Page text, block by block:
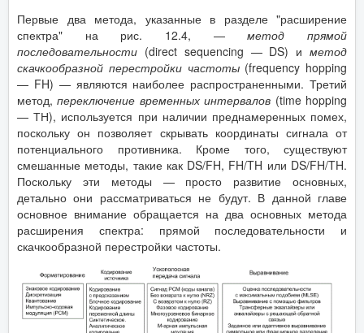
Первые два метода, указанные в разделе "расширение
спектра" на рис. 12.4, —метод прямой
последовательности (direct sequencing — DS) иметод
скачкообразной перестройки частоты (frequency hopping
— FH) — являются наиболее распространенными. Третий
метод,переключение временных интервалов (time hopping
— ТН), используется при наличии преднамеренных помех,
поскольку он позволяет скрывать координаты сигнала от
потенциального противника. Кроме того, существуют
смешанные методы, такие как DS/FH, FH/TH или DS/FH/TH.
Поскольку эти методы — просто развитие основных,
детально они рассматриваться не будут. В данной главе
основное внимание обращается на два основных метода
расширения спектра: прямой последовательности и
скачкообразной перестройки частоты.